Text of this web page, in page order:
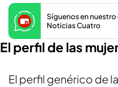
Síguenos en
Noticias Cuatro
El perfil de las
El perfil genérico de